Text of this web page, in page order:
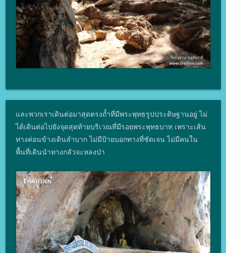
และพวกเราเดินต่อมาสุดตรงถ้ำที่มีพระพุทธรูปประดิษฐานอยู่ ไม่
ได้เดินต่อไปยังจุดสุดท้ายบริเวณที่มีรอยพระพุทธบาท เพราะเส้น
ทางค่อนข้างเดินลำบาก ไม่มีป้ายบอกทางที่ชัดเจน ไม่มีคนใน
พื้นที่เดินนำทางกลัวจะหลงป่า